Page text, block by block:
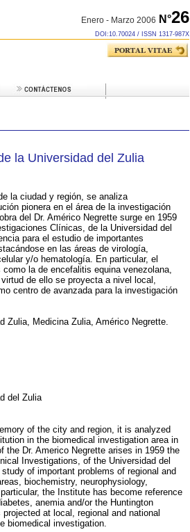
Enero - Marzo 2006 N°26
DOI:10.70024 / ISSN 1317-987X
la Universidad del Zulia
la ciudad y región, se analiza
pionera en el área de la investigación
del Dr. Américo Negrette surge en 1959
Clínicas, de la Universidad del
para el estudio de importantes
en las áreas de virología,
y/o hematología. En particular, el
la de encefalitis equina venezolana,
de ello se proyecta a nivel local,
centro de avanzada para la investigación
Zulia, Medicina Zulia, Américo Negrette.
del Zulia
of the city and region, it is analyzed
in the biomedical investigation area in
Dr. Americo Negrette arises in 1959 the
Investigations, of the Universidad del
of important problems of regional and
biochemistry, neurophysiology,
the Institute has become reference
anemia and/or the Huntington
at local, regional and national
biomedical investigation.